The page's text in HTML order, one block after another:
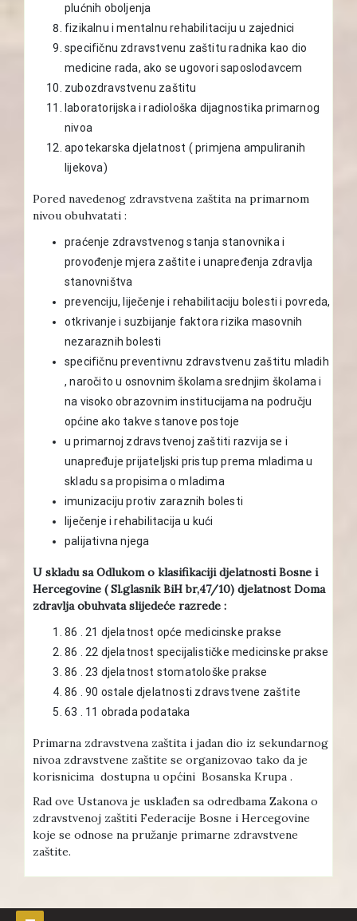
plućnih oboljenja
fizikalnu i mentalnu rehabilitaciju u zajednici
specifičnu zdravstvenu zaštitu radnika kao dio
medicine rada, ako se ugovori saposlodavcem
zubozdravstvenu zaštitu
laboratorijska i radiološka dijagnostika primarnog
nivoa
apotekarska djelatnost ( primjena ampuliranih
lijekova)
Pored navedenog zdravstvena zaštita na primarnom
nivou obuhvatati :
praćenje zdravstvenog stanja stanovnika i
provođenje mjera zaštite i unapređenja zdravlja
stanovništva
prevenciju, liječenje i rehabilitaciju bolesti i povreda,
otkrivanje i suzbijanje faktora rizika masovnih
nezaraznih bolesti
specifičnu preventivnu zdravstvenu zaštitu mladih
, naročito u osnovnim školama srednjim školama i
na visoko obrazovnim institucijama na području
općine ako takve stanove postoje
u primarnoj zdravstvenoj zaštiti razvija se i
unapređuje prijateljski pristup prema mladima u
skladu sa propisima o mladima
imunizaciju protiv zaraznih bolesti
liječenje i rehabilitacija u kući
palijativna njega
U skladu sa Odlukom o klasifikaciji djelatnosti Bosne i
Hercegovine ( Sl.glasnik BiH br,47/10) djelatnost Doma
zdravlja obuhvata slijedeće razrede :
86 . 21 djelatnost opće medicinske prakse
86 . 22 djelatnost specijalističke medicinske prakse
86 . 23 djelatnost stomatološke prakse
86 . 90 ostale djelatnosti zdravstvene zaštite
63 . 11 obrada podataka
Primarna zdravstvena zaštita i jadan dio iz sekundarnog
nivoa zdravstvene zaštite se organizovao tako da je
korisnicima dostupna u općini Bosanska Krupa .
Rad ove Ustanova je usklađen sa odredbama Zakona o
zdravstvenoj zaštiti Federacije Bosne i Hercegovine
koje se odnose na pružanje primarne zdravstvene
zaštite.